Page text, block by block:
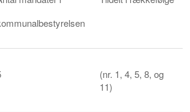
(nr. 1, 4, 5, 8, og
11)